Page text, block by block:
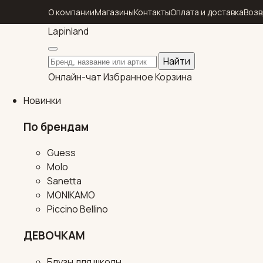
О компанииМагазиныКонтактыОплата и доставка
Lapinland
Поиск по каталогу
Найти
Онлайн-чатИзбранноеКорзина
Новинки
По брендам
Guess
Molo
Sanetta
MONIKAMO
Piccino Bellino
ДЕВОЧКАМ